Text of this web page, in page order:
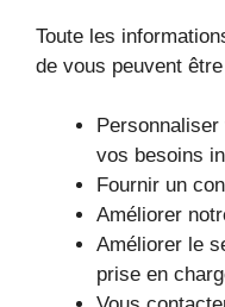
Toute les
de vous peuvent
vos besoins
Fournir un
Améliorer
Améliorer le
prise en